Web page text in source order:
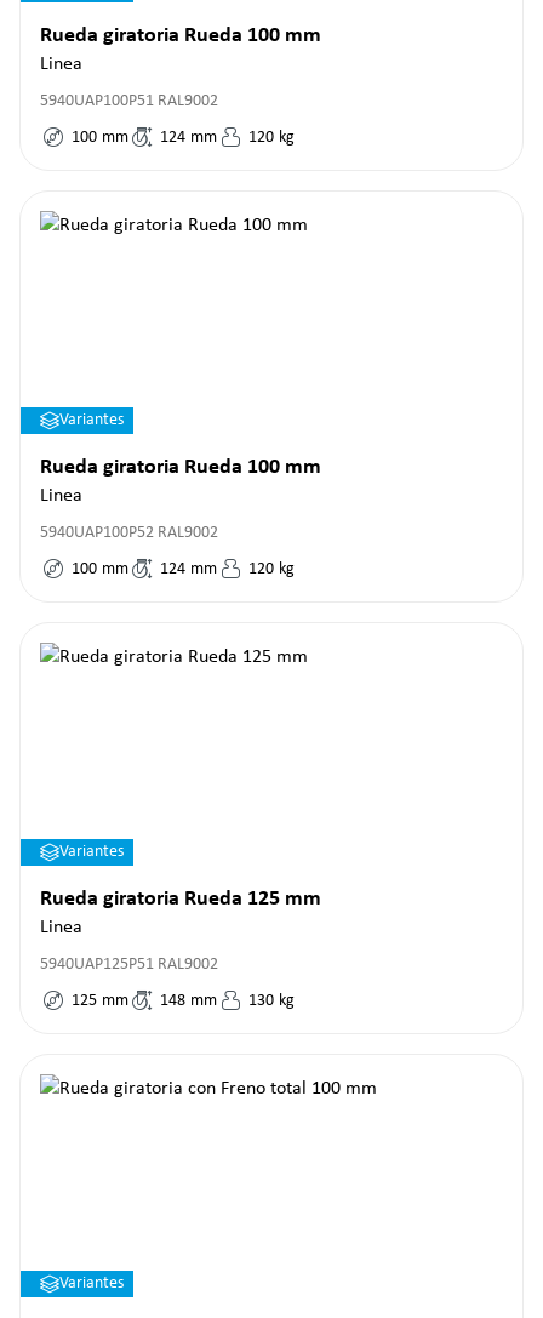
Rueda giratoria Rueda 100 mm
Linea
5940UAP100P51 RAL9002
100 mm 124 mm 120 kg
Variantes
Rueda giratoria Rueda 100 mm
Linea
5940UAP100P52 RAL9002
100 mm 124 mm 120 kg
Variantes
Rueda giratoria Rueda 125 mm
Linea
5940UAP125P51 RAL9002
125 mm 148 mm 130 kg
Variantes